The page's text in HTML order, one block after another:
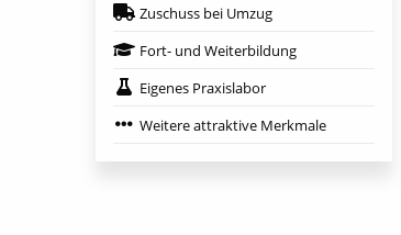
Zuschuss bei Umzug
Fort- und Weiterbildung
Eigenes Praxislabor
Weitere attraktive Merkmale